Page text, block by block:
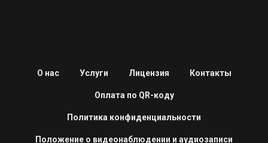
О нас Услуги Лицензия Контакты
Оплата по QR-коду
Политика конфиденциальности
Положение о видеонаблюдении и аудиозаписи